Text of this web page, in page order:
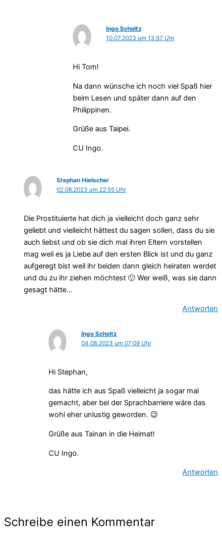
Ingo Scholtz
10.07.2023 um 13:57 Uhr
Hi Tom!
Na dann wünsche ich noch viel Spaß hier
beim Lesen und später dann auf den
Philippinen.
Grüße aus Taipei.
CU Ingo.
Stephan Hielscher
02.08.2023 um 22:55 Uhr
Die Prostituierte hat dich ja vielleicht doch ganz sehr
geliebt und vielleicht hättest du sagen sollen, dass du sie
auch liebst und ob sie dich mal ihren Eltern vorstellen
mag weil es ja Liebe auf den ersten Blick ist und du ganz
aufgeregt bist weil ihr beiden dann gleich heiraten werdet
und du zu ihr ziehen möchtest 🙂 Wer weiß, was sie dann
gesagt hätte…
Antworten
Ingo Scholtz
04.08.2023 um 07:09 Uhr
Hi Stephan,
das hätte ich aus Spaß vielleicht ja sogar mal
gemacht, aber bei der Sprachbarriere wäre das
wohl eher unlustig geworden. 😉
Grüße aus Tainan in die Heimat!
CU Ingo.
Antworten
Schreibe einen Kommentar